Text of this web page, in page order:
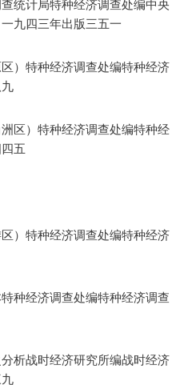
统计局特种经济调查处编中央
九四三年出版三五一
）特种经济调查处编特种经济
区）特种经济调查处编特种经
五
）特种经济调查处编特种经济
种经济调查处编特种经济调查
析战时经济研究所编战时经济